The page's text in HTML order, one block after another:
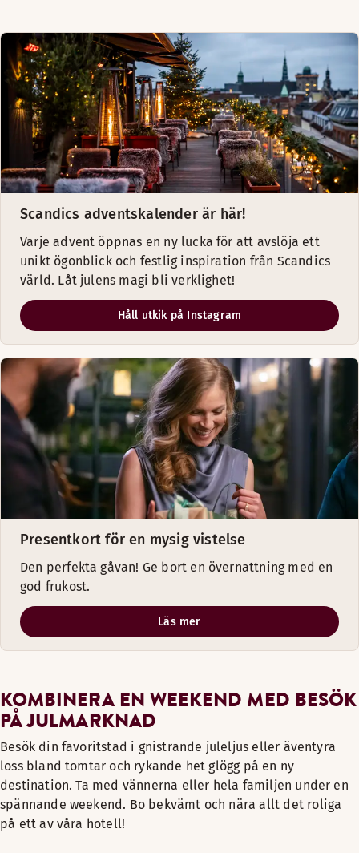
Scandics adventskalender är här!
Varje advent öppnas en ny lucka för att avslöja ett
unikt ögonblick och festlig inspiration från Scandics
värld. Låt julens magi bli verklighet!
Håll utkik på Instagram
Presentkort för en mysig vistelse
Den perfekta gåvan! Ge bort en övernattning med en
god frukost.
Läs mer
KOMBINERA EN WEEKEND MED BESÖK
PÅ JULMARKNAD
Besök din favoritstad i gnistrande juleljus eller äventyra
loss bland tomtar och rykande het glögg på en ny
destination. Ta med vännerna eller hela familjen under en
spännande weekend. Bo bekvämt och nära allt det roliga
på ett av våra hotell!